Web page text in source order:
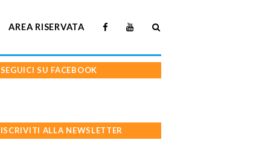
AREA RISERVATA
SEGUICI SU FACEBOOK
ISCRIVITI ALLA NEWSLETTER